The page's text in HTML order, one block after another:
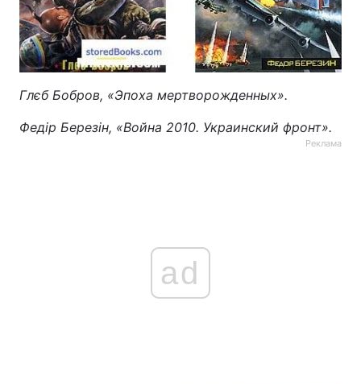
Глєб Бобров, «Эпоха мертворожденных».
Федір Березін, «Война 2010. Украинский фронт».
Реклама
ad